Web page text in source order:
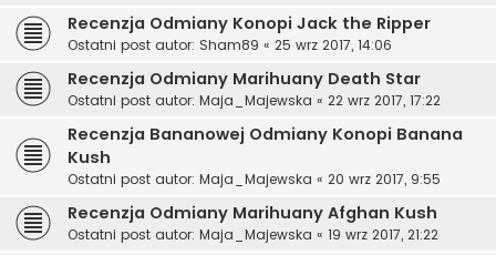
Recenzja Odmiany Konopi Jack the Ripper
Ostatni post autor: Sham89 « 25 wrz 2017, 14:06
Recenzja Odmiany Marihuany Death Star
Ostatni post autor: Maja_Majewska « 22 wrz 2017, 17:22
Recenzja Bananowej Odmiany Konopi Banana
Kush
Ostatni post autor: Maja_Majewska « 20 wrz 2017, 9:55
Recenzja Odmiany Marihuany Afghan Kush
Ostatni post autor: Maja_Majewska « 19 wrz 2017, 21:22